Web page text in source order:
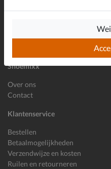
Shoemixx
Over ons
Contact
Klantenservice
Bestellen
Betaalmogelijkheden
Verzendwijze en kosten
Ruilen en retourneren